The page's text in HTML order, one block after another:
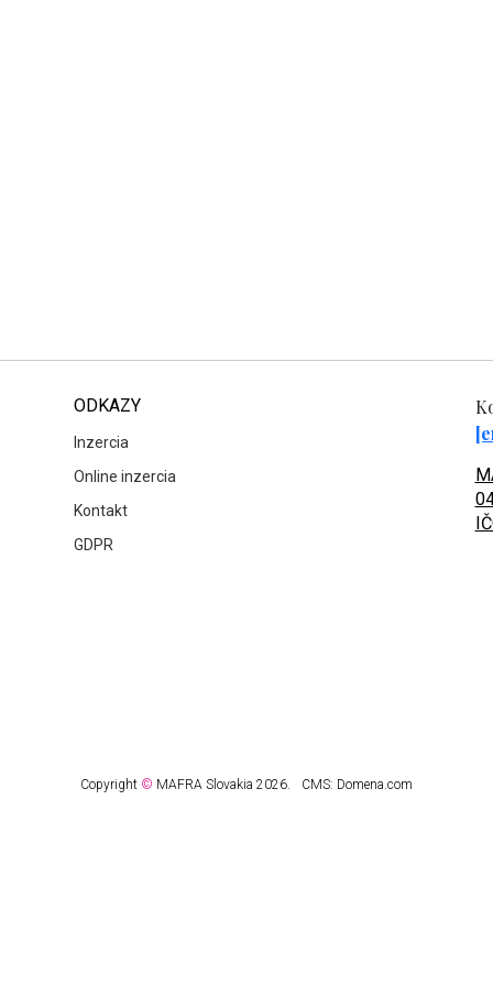
ODKAZY
Inzercia
Online inzercia
Kontakt
GDPR
Copyright © MAFRA Slovakia 2026. CMS: Domena.com